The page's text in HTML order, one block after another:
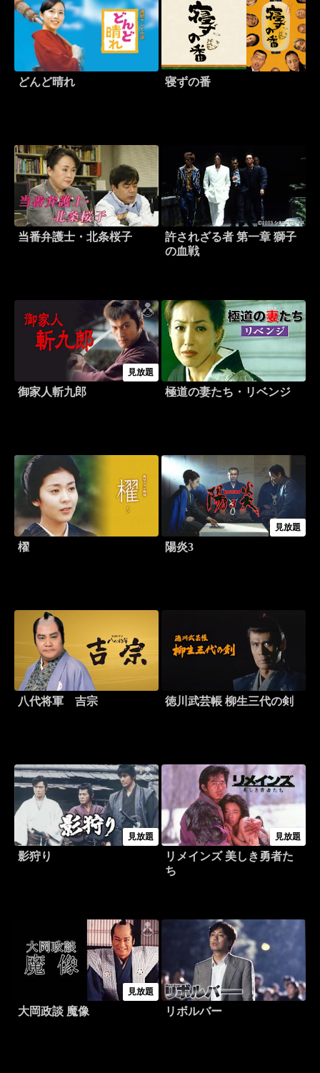
どんど晴れ 寝ずの番
当番弁護士・北条桜子
許されざる者 第一章 獅子
の血戦
見放題
御家人斬九郎 極道の妻たち・リベンジ
櫂
見放題
陽炎3
八代将軍 吉宗 徳川武芸帳 柳生三代の剣
見放題
影狩り
見放題
リメインズ 美しき勇者た
ち
見放題
大岡政談 魔像 リボルバー